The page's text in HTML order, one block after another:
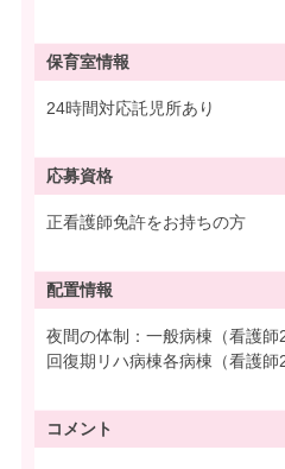
保育室情報
24時間対応託児所あり
応募資格
正看護師免許をお持ちの方
配置情報
夜間の体制：一般病棟（看護師2
回復期リハ病棟各病棟（看護師
コメント